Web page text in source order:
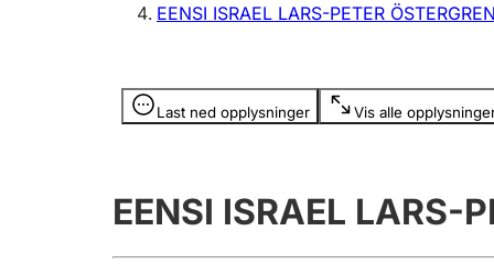
EENSI ISRAEL LARS-PETER ÖSTERGREN
Last ned opplysninger Vis alle
Opplysninger er skjult
EENSI ISRAEL LARS-